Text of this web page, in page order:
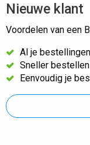
Nieuwe klant
Voordelen van een
Al je
Sneller
Eenvoudig je